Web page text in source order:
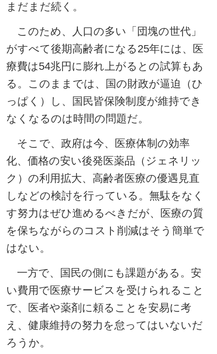
まだまだ続く。
このため、人口の多い「団塊の世代」
がすべて後期高齢者になる25年には、医
療費は54兆円に膨れ上がるとの試算もあ
る。このままでは、国の財政が逼迫（ひ
っぱく）し、国民皆保険制度が維持でき
なくなるのは時間の問題だ。
そこで、政府は今、医療体制の効率
化、価格の安い後発医薬品（ジェネリッ
ク）の利用拡大、高齢者医療の優遇見直
しなどの検討を行っている。無駄をなく
す努力はぜひ進めるべきだが、医療の質
を保ちながらのコスト削減はそう簡単で
はない。
一方で、国民の側にも課題がある。安
い費用で医療サービスを受けられること
で、医者や薬剤に頼ることを安易に考
え、健康維持の努力を怠ってはいないだ
ろうか。